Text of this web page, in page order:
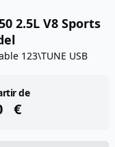
2.5L V8 Sports
123\TUNE USB
de
€